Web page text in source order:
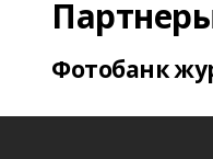
Фотобанк